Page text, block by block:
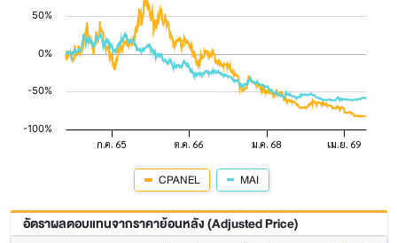
CPANEL MAI
อัตราผลตอบแทนจากราคาย้อนหลัง (Adjusted Price)